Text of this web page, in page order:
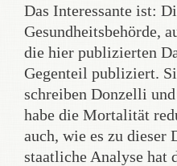
Das Interessante ist:
Gesundheitsbehörde,
die hier publizierten
Gegenteil publiziert.
schreiben Donzelli
habe die Mortalität
auch, wie es zu dieser
staatliche Analyse hat